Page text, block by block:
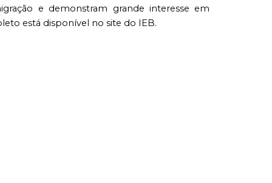
e demonstram grande interesse em
está disponível no site do IEB.